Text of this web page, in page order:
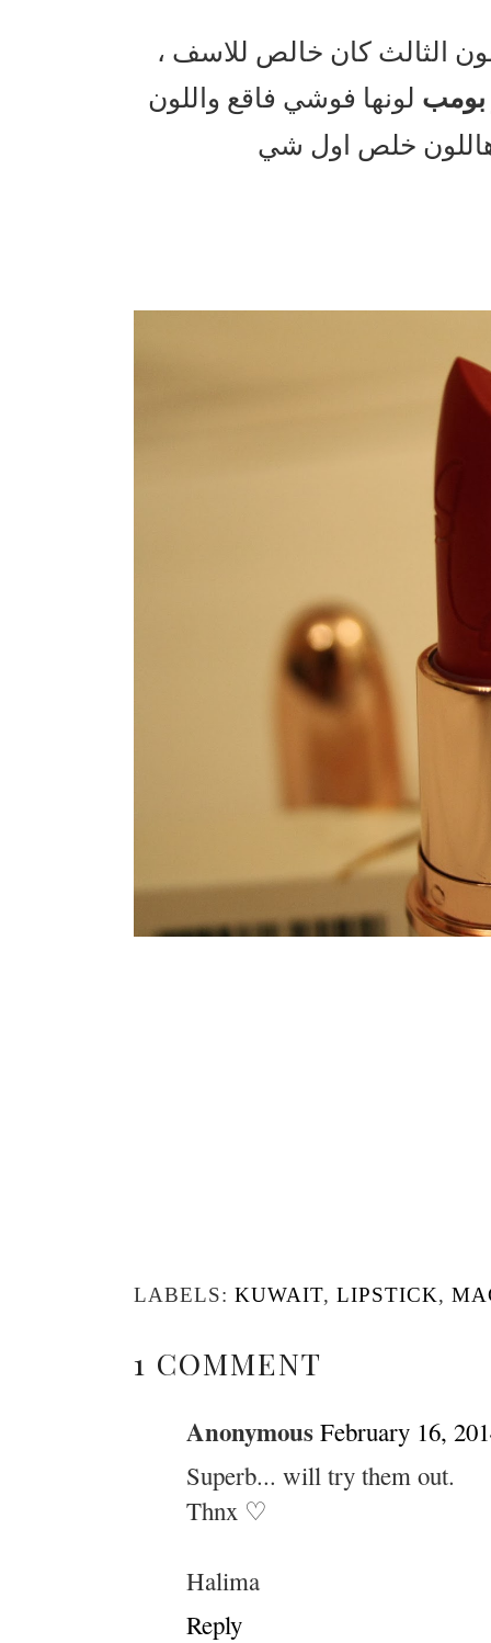
الثالث كان خالص للاسف ،
بومب لونها فوشي فاقع واللون
خلص اول شي
LABELS: KUWAIT, LIPSTICK,
1 COMMENT
Anonymous February 16,
Superb... will try them out.
Thnx ♡
Halima
Reply